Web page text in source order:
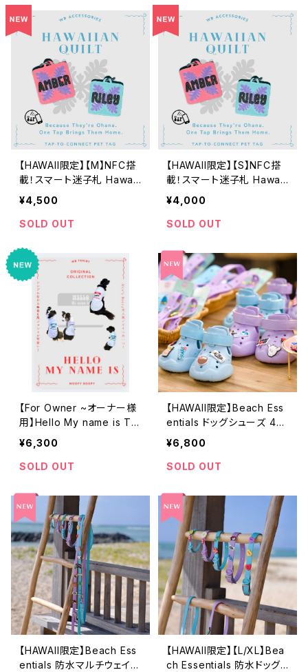
【HAWAII限定】【M】NFC搭
載！スマート迷子札 Hawaii
an Quilt
¥4,500
SOLD OUT
【HAWAII限定】【S】NFC搭
載！スマート迷子札 Hawaii
an Quilt
¥4,000
SOLD OUT
【For Owner ~オーナー様
用】Hello My name is T-
Shirt ~ネームステッカーT
シャツ~
¥6,300
SOLD OUT
【HAWAII限定】Beach Ess
entials ドッグシューズ 4p
cs Set｜チャーム対応 EVA
Dog Shoes
¥6,800
SOLD OUT
【HAWAII限定】Beach Ess
entials 防水マルチウェイド
【HAWAII限定】【L/XL】Bea
ch Essentials 防水ドッグ